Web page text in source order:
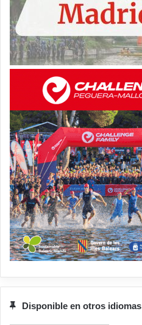
Disponible en otros idiomas